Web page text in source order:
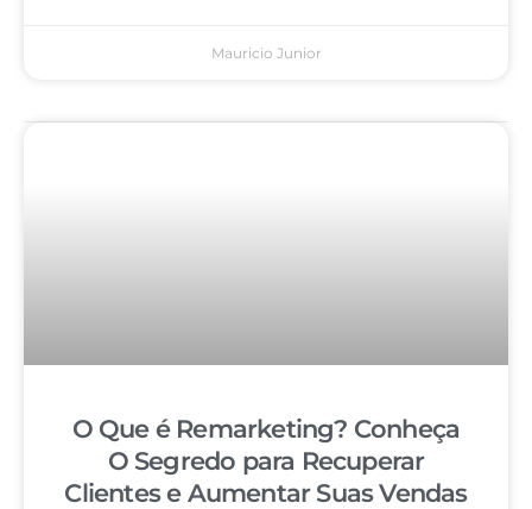
Mauricio Junior
O Que é Remarketing? Conheça
O Segredo para Recuperar
Clientes e Aumentar Suas Vendas